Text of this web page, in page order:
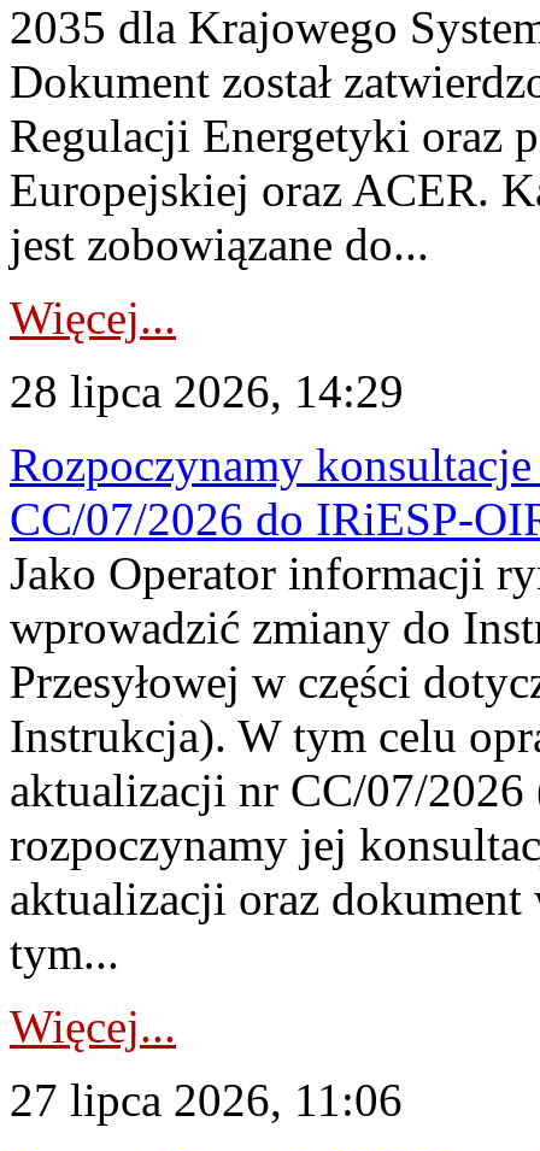
2035 dla Krajowego
Dokument został
Regulacji Energetyki oraz
Europejskiej oraz ACER.
jest zobowiązane do...
Więcej...
28 lipca 2026, 14:29
Rozpoczynamy
CC/07/2026 do IRiESP-
Jako Operator informacji
wprowadzić zmiany do
Przesyłowej w części
Instrukcja). W tym celu
aktualizacji nr CC/07/
rozpoczynamy jej
aktualizacji oraz
tym...
Więcej...
27 lipca 2026, 11:06